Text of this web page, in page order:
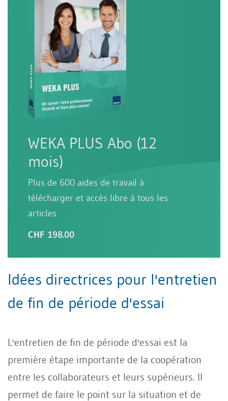
WEKA PLUS Abo (12
mois)
Plus de 600 aides de travail à
télécharger et accès libre à tous les
articles
CHF 198.00
Idées directrices pour l'entretien
de fin de période d'essai
L'entretien de fin de période d'essai est la
première étape importante de la coopération
entre les collaborateurs et leurs supérieurs. Il
permet de faire le point sur la situation et de